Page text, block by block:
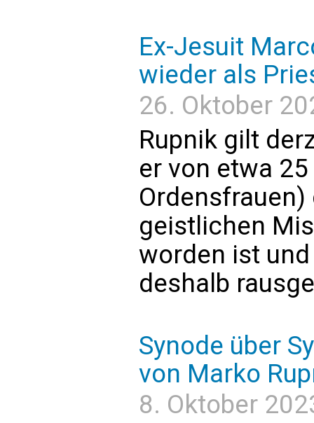
Ex-Jesuit
wieder als
26. Oktober
Rupnik gilt
er von etwa
geistlichen
worden ist
deshalb
Synode über
von Marko
8. Oktober